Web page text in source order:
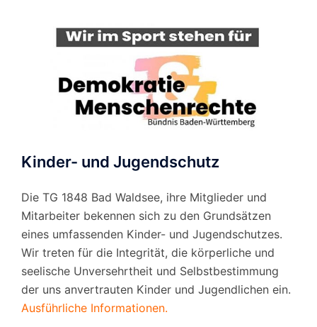
Kinder- und Jugendschutz
Die TG 1848 Bad Waldsee, ihre Mitglieder und
Mitarbeiter bekennen sich zu den Grundsätzen
eines umfassenden Kinder- und Jugendschutzes.
Wir treten für die Integrität, die körperliche und
seelische Unversehrtheit und Selbstbestimmung
der uns anvertrauten Kinder und Jugendlichen ein.
Ausführliche Informationen.